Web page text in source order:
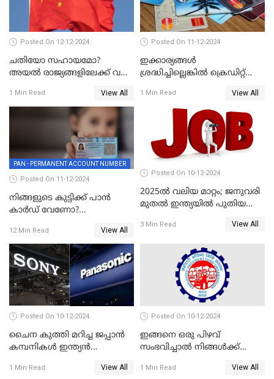
Posted On 12-12-2024
ചതിയോ സഹായമോ?
അയൽ രാജ്യങ്ങളിലേക്ക് വൻ
ചൈന
1 Min Read View All
Posted On 11-12-2024
ഇക്കാര്യങ്ങൾ
ശ്രദ്ധിച്ചില്ലെങ്കിൽ ക്രെഡിറ്റ്
1 Min Read View All
PAN - PERMANENT ACCOUNT NUMBER
Posted On 11-12-2024
നിങ്ങളുടെ കുട്ടിക്ക് പാൻ
കാർഡ് വേണോ?
എങ്ങനെയാണെന്ന് നോക്കാം
12 Min Read View All
Posted On 10-12-2024
2025ൽ വലിയ മാറ്റം; ജനുവരി
മുതൽ ഇന്ത്യയിൽ പുതിയ
3 Min Read View All
Posted On 10-12-2024
ചൈന കുത്തി മറിച്ച ജപ്പാൻ
കമ്പനികൾ ഇന്ത്യൻ
വീണ്ടും മുന്നിൽ
1 Min Read View All
Posted On 10-12-2024
ഇങ്ങനെ ഒരു പിഴവ്
സംഭവിച്ചാൽ നിങ്ങൾക്ക്
1 Min Read View All